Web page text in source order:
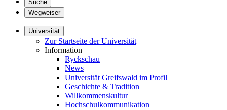
Suche
Wegweiser
Universität
Zur Startseite der Universität
Information
Ryckschau
News
Universität Greifswald im Profil
Geschichte & Tradition
Willkommenskultur
Hochschulkommunikation